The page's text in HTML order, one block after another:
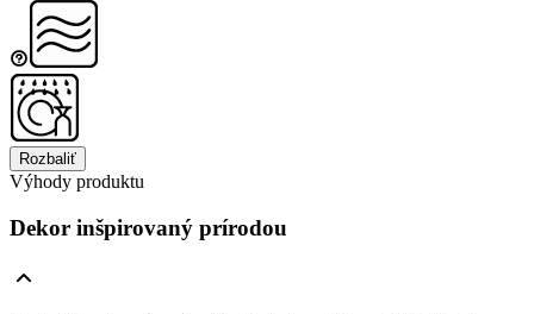
Rozbaliť
Výhody produktu
Dekor inšpirovaný prírodou